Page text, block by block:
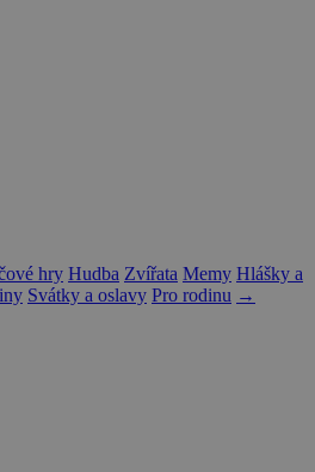
hry Hudba Zvířata Memy Hlášky a
Svátky a oslavy Pro rodinu →